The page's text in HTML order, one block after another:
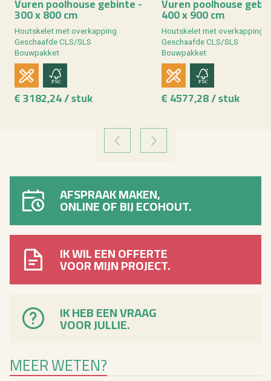
300 x 800 cm
Houtske­let met over­kap­ping
Ge­schaaf­de CLS/SLS
Bouw­pak­ket
€ 3182,24 / stuk
400 x 900 cm
Houtske­let met over­kap­ping
Ge­schaaf­de CLS/SLS
Bouw­pak­ket
€ 4577,28 / stuk
VORIGE VOLGENDE
AFSPRAAK MAKEN,
ONLINE OF BIJ ECOHOUT.
IK WIL EEN OFFERTE
VOOR MIJN PROJECT.
IK HEB EEN VRAAG
VOOR JULLIE.
MEER WETEN?